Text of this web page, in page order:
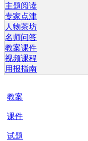
主题阅读
专家点津
人物茶坊
名师问答
教案课件
视频课程
用报指南
教案
课件
试题